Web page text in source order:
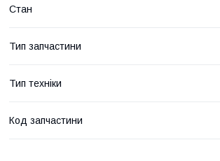
Стан
Тип запчастини
Тип техніки
Код запчастини